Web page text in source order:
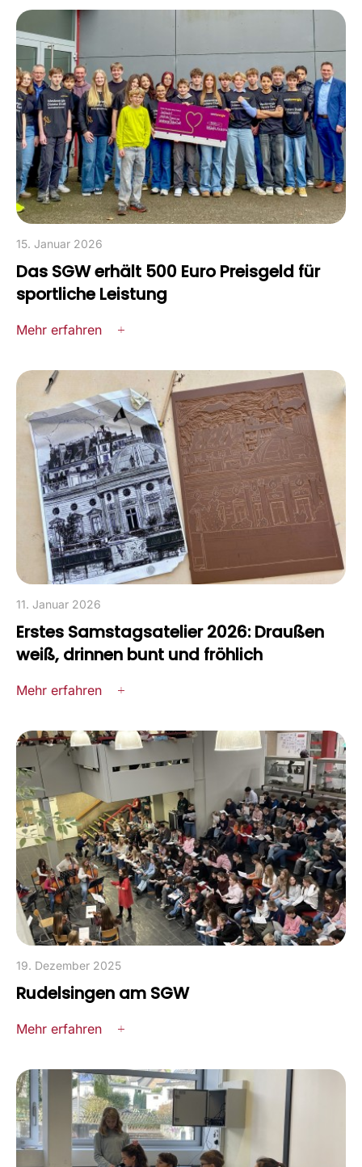
15. Januar 2026
Das SGW erhält 500 Euro Preisgeld für
sportliche Leistung
Mehr erfahren
11. Januar 2026
Erstes Samstagsatelier 2026: Draußen
weiß, drinnen bunt und fröhlich
Mehr erfahren
19. Dezember 2025
Rudelsingen am SGW
Mehr erfahren